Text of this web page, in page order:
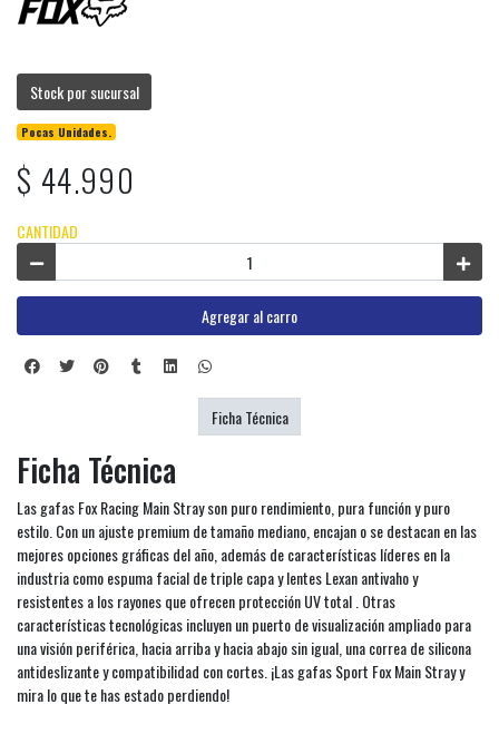
Stock por sucursal
Pocas Unidades.
$ 44.990
CANTIDAD
Agregar al carro
Ficha Técnica
Las gafas Fox Racing Main Stray son puro rendimiento, pura función y puro
estilo. Con un ajuste premium de tamaño mediano, encajan o se destacan en las
mejores opciones gráficas del año, además de características líderes en la
industria como espuma facial de triple capa y lentes Lexan antivaho y
resistentes a los rayones que ofrecen protección UV total . Otras
características tecnológicas incluyen un puerto de visualización ampliado para
una visión periférica, hacia arriba y hacia abajo sin igual, una correa de silicona
antideslizante y compatibilidad con cortes. ¡Las gafas Sport Fox Main Stray y
mira lo que te has estado perdiendo!
Ficha Técnica